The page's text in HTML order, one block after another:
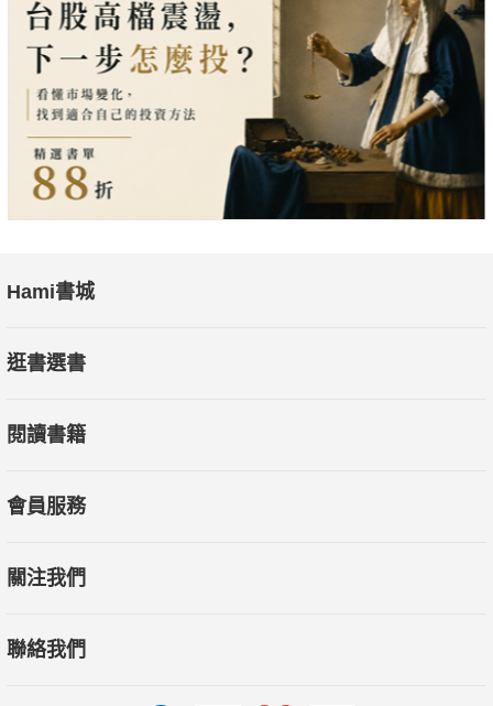
執行或立即丟棄、留作參考資料、列入未來再考慮項目；迅速決
定事情所屬的地方。
＜整理：讓事情井然有序＞
將理清後的項目歸類到行動清單、專案清單等各種能作為備忘提
示的工具中，對不需執行但有價值的資訊則建立個人參考資料
庫，讓事情透過外部工具各就各位，大腦專注發揮思考判斷與創
展，甚至進一步發現啟動擱置已久的夢想的機會，大膽挑戰新事
考量自己的條件限制（情境、可用時間、精力）、事情格局（例
具書，不僅能改變工作習慣，也能改變面對工作的方式。只要照
Hami書城
逛書選書
閱讀書籍
會員服務
關注我們
聯絡我們